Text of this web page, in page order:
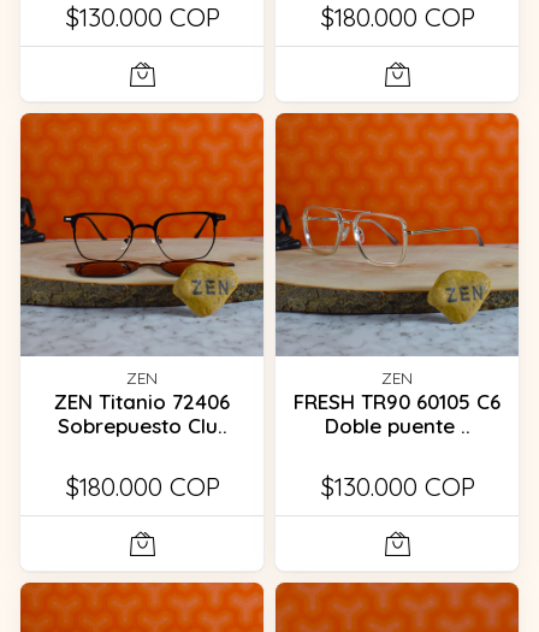
$130.000 COP $180.000 COP
ZEN
ZEN Titanio 72406
Sobrepuesto Clu..
$180.000 COP
ZEN
FRESH TR90 60105 C6
Doble puente ..
$130.000 COP